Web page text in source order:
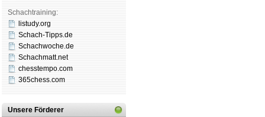
Schachtraining:
listudy.org
Schach-Tipps.de
Schachwoche.de
Schachmatt.net
chesstempo.com
365chess.com
Unsere Förderer